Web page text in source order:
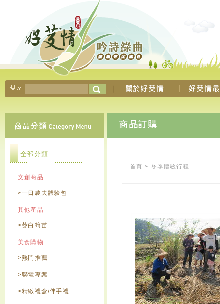
全部分類
文創商品
>一日農夫體驗包
其他產品
>茭白筍苗
美食購物
>熱門推薦
>聯電專案
>精緻禮盒/伴手禮
首頁 > 冬季體驗行程